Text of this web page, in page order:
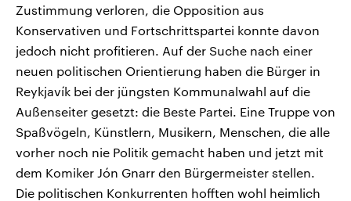
Zustimmung verloren, die Opposition aus
Konservativen und Fortschrittspartei konnte davon
jedoch nicht profitieren. Auf der Suche nach einer
neuen politischen Orientierung haben die Bürger in
Reykjavík bei der jüngsten Kommunalwahl auf die
Außenseiter gesetzt: die Beste Partei. Eine Truppe von
Spaßvögeln, Künstlern, Musikern, Menschen, die alle
vorher noch nie Politik gemacht haben und jetzt mit
dem Komiker Jón Gnarr den Bürgermeister stellen.
Die politischen Konkurrenten hofften wohl heimlich